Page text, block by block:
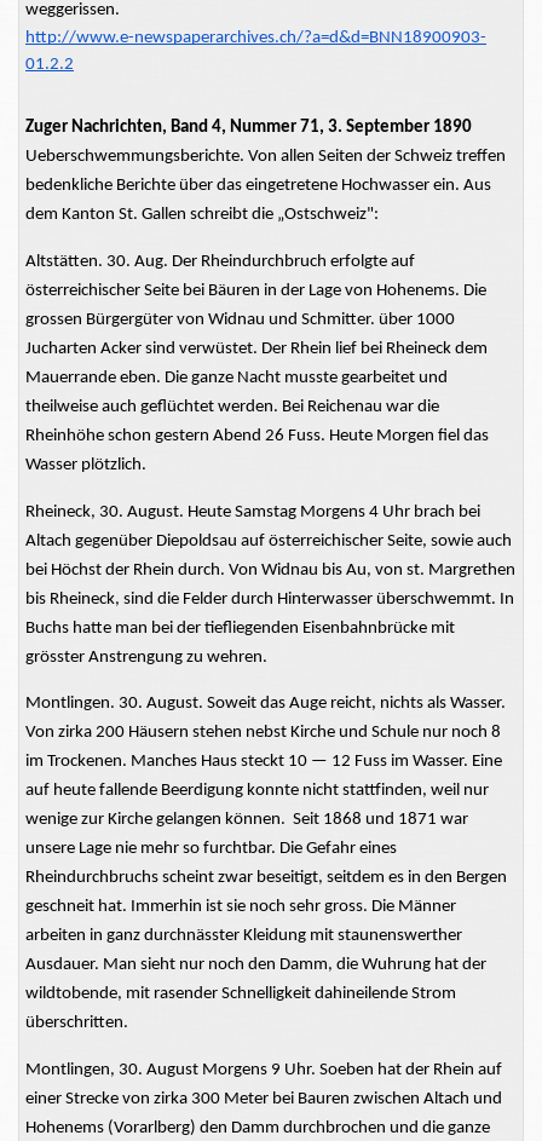
weggerissen.
http://www.e-newspaperarchives.ch/?a=d&d=BNN18900903-
01.2.2
Zuger Nachrichten, Band 4, Nummer 71, 3. September 1890
Ueberschwemmungsberichte. Von allen Seiten der Schweiz treffen
bedenkliche Berichte über das eingetretene Hochwasser ein. Aus
dem Kanton St. Gallen schreibt die „Ostschweiz":
Altstätten. 30. Aug. Der Rheindurchbruch erfolgte auf
österreichischer Seite bei Bäuren in der Lage von Hohenems. Die
grossen Bürgergüter von Widnau und Schmitter. über 1000
Jucharten Acker sind verwüstet. Der Rhein lief bei Rheineck dem
Mauerrande eben. Die ganze Nacht musste gearbeitet und
theilweise auch geflüchtet werden. Bei Reichenau war die
Rheinhöhe schon gestern Abend 26 Fuss. Heute Morgen fiel das
Wasser plötzlich.
Rheineck, 30. August. Heute Samstag Morgens 4 Uhr brach bei
Altach gegenüber Diepoldsau auf österreichischer Seite, sowie auch
bei Höchst der Rhein durch. Von Widnau bis Au, von st. Margrethen
bis Rheineck, sind die Felder durch Hinterwasser überschwemmt. In
Buchs hatte man bei der tiefliegenden Eisenbahnbrücke mit
grösster Anstrengung zu wehren.
Montlingen. 30. August. Soweit das Auge reicht, nichts als Wasser.
Von zirka 200 Häusern stehen nebst Kirche und Schule nur noch 8
im Trockenen. Manches Haus steckt 10 — 12 Fuss im Wasser. Eine
auf heute fallende Beerdigung konnte nicht stattfinden, weil nur
wenige zur Kirche gelangen können. Seit 1868 und 1871 war
unsere Lage nie mehr so furchtbar. Die Gefahr eines
Rheindurchbruchs scheint zwar beseitigt, seitdem es in den Bergen
geschneit hat. Immerhin ist sie noch sehr gross. Die Männer
arbeiten in ganz durchnässter Kleidung mit staunenswerther
Ausdauer. Man sieht nur noch den Damm, die Wuhrung hat der
wildtobende, mit rasender Schnelligkeit dahineilende Strom
überschritten.
Montlingen, 30. August Morgens 9 Uhr. Soeben hat der Rhein auf
einer Strecke von zirka 300 Meter bei Bauren zwischen Altach und
Hohenems (Vorarlberg) den Damm durchbrochen und die ganze